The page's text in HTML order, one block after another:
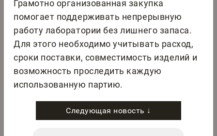
Грамотно организованная закупка
помогает поддерживать непрерывную
работу лаборатории без лишнего запаса.
Для этого необходимо учитывать расход,
сроки поставки, совместимость изделий и
возможность проследить каждую
использованную партию.
Следующая новость ↓